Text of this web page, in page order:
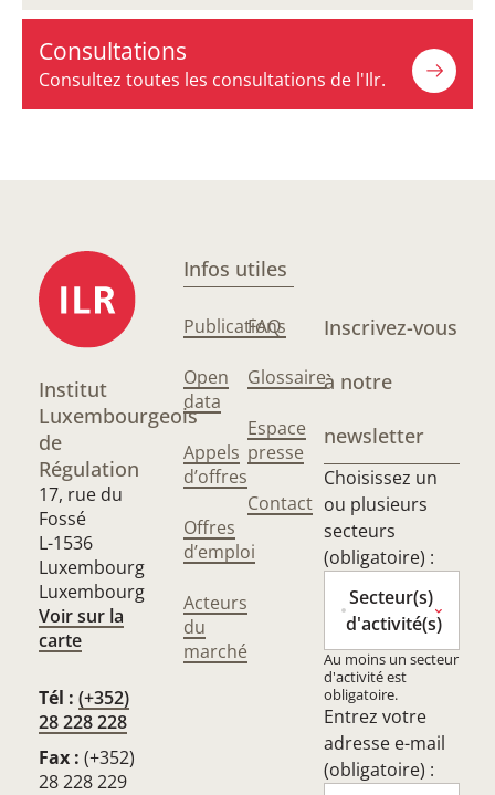
Consultations
Consultez toutes les consultations de l'Ilr.
Institut
Luxembourgeois
de
Régulation
17, rue du
Fossé
L-1536
Luxembourg
Luxembourg
Voir sur la
carte
Tél : (+352)
28 228 228
Fax : (+352)
28 228 229
Infos utiles
Publications
Open
data
Appels
d’offres
Offres
d’emploi
Acteurs
du
marché
FAQ
Glossaire
Espace
presse
Contact
Inscrivez-vous
à notre
newsletter
Choisissez un
ou plusieurs
secteurs
(obligatoire) :
Secteur(s)
d'activité(s)
Au moins un secteur
d'activité est
obligatoire.
Entrez votre
adresse e-mail
(obligatoire) :